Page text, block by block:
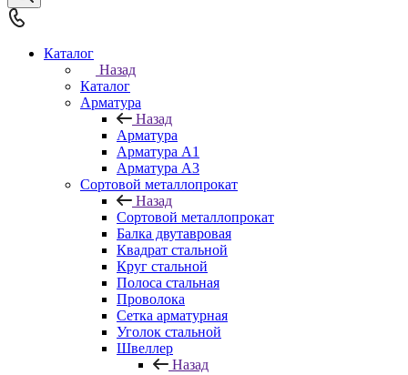
Каталог
Назад
Каталог
Арматура
Назад
Арматура
Арматура A1
Арматура А3
Сортовой металлопрокат
Назад
Сортовой металлопрокат
Балка двутавровая
Квадрат стальной
Круг стальной
Полоса стальная
Проволока
Сетка арматурная
Уголок стальной
Швеллер
Назад